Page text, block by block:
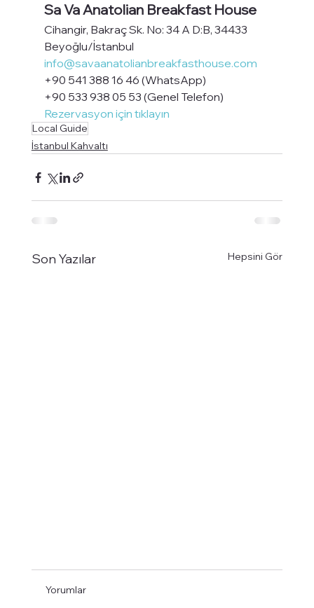
Sa Va Anatolian Breakfast House
Cihangir, Bakraç Sk. No: 34 A D:B, 34433
Beyoğlu/İstanbul
info@savaanatolianbreakfasthouse.com
+90 541 388 16 46 (WhatsApp)
+90 533 938 05 53 (Genel Telefon)
Rezervasyon için tıklayın
Local Guide
İstanbul Kahvaltı
Son Yazılar Hepsini Gör
Yorumlar